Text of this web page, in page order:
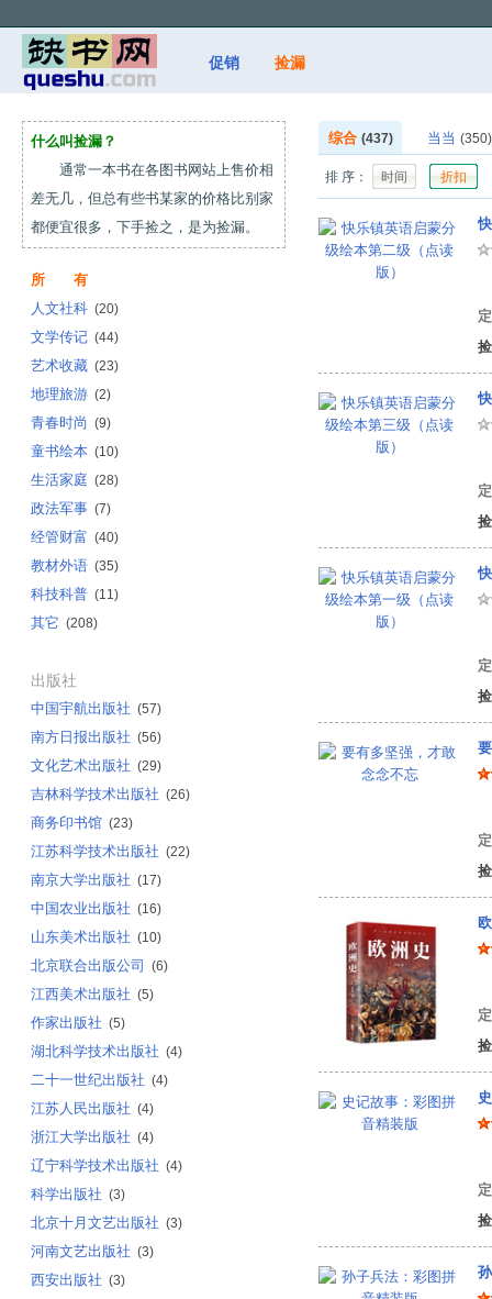
促销 捡漏
什么叫捡漏？
通常一本书在各图书网站上售价相
差无几，但总有些书某家的价格比别家
都便宜很多，下手捡之，是为捡漏。
所 有
人文社科 (20)
文学传记 (44)
艺术收藏 (23)
地理旅游 (2)
青春时尚 (9)
童书绘本 (10)
生活家庭 (28)
政法军事 (7)
经管财富 (40)
教材外语 (35)
科技科普 (11)
其它 (208)
出版社
中国宇航出版社 (57)
南方日报出版社 (56)
文化艺术出版社 (29)
吉林科学技术出版社 (26)
商务印书馆 (23)
江苏科学技术出版社 (22)
南京大学出版社 (17)
中国农业出版社 (16)
山东美术出版社 (10)
北京联合出版公司 (6)
江西美术出版社 (5)
作家出版社 (5)
湖北科学技术出版社 (4)
二十一世纪出版社 (4)
江苏人民出版社 (4)
浙江大学出版社 (4)
辽宁科学技术出版社 (4)
科学出版社 (3)
北京十月文艺出版社 (3)
河南文艺出版社 (3)
西安出版社 (3)
综合 (437) 当当 (350)
排 序： 时间 折扣